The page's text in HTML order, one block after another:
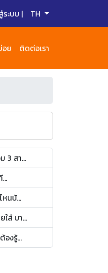
ระบบ | TH
อย ติดต่อเรา
3 สา...
นบ้...
ส่ บา...
องรู้...